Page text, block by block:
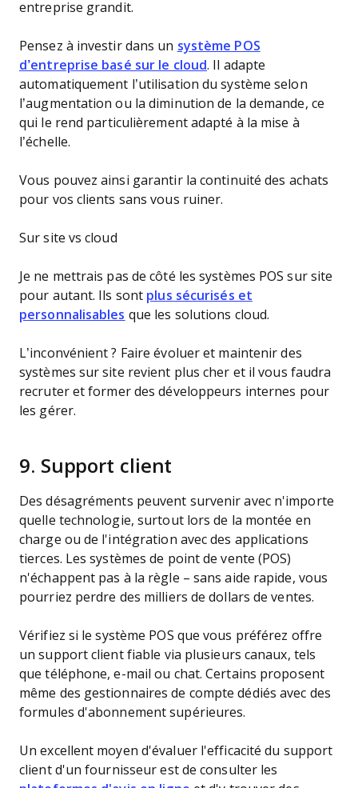
entreprise grandit.
Pensez à investir dans un système POS
d’entreprise basé sur le cloud. Il adapte
automatiquement l’utilisation du système selon
l’augmentation ou la diminution de la demande, ce
qui le rend particulièrement adapté à la mise à
l’échelle.
Vous pouvez ainsi garantir la continuité des achats
pour vos clients sans vous ruiner.
Sur site vs cloud
Je ne mettrais pas de côté les systèmes POS sur site
pour autant. Ils sont plus sécurisés et
personnalisables que les solutions cloud.
L’inconvénient ? Faire évoluer et maintenir des
systèmes sur site revient plus cher et il vous faudra
recruter et former des développeurs internes pour
les gérer.
9. Support client
Des désagréments peuvent survenir avec n'importe
quelle technologie, surtout lors de la montée en
charge ou de l'intégration avec des applications
tierces. Les systèmes de point de vente (POS)
n'échappent pas à la règle – sans aide rapide, vous
pourriez perdre des milliers de dollars de ventes.
Vérifiez si le système POS que vous préférez offre
un support client fiable via plusieurs canaux, tels
que téléphone, e-mail ou chat. Certains proposent
même des gestionnaires de compte dédiés avec des
formules d'abonnement supérieures.
Un excellent moyen d'évaluer l'efficacité du support
client d'un fournisseur est de consulter les